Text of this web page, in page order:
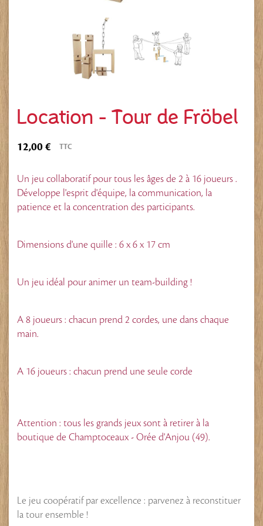
Location - Tour de Fröbel
12,00 € TTC
Un jeu collaboratif pour tous les âges de 2 à 16 joueurs .
Développe l'esprit d'équipe, la communication, la
patience et la concentration des participants.
Dimensions d'une quille : 6 x 6 x 17 cm
Un jeu idéal pour animer un team-building !
A 8 joueurs : chacun prend 2 cordes, une dans chaque
main.
A 16 joueurs : chacun prend une seule corde
Attention : tous les grands jeux sont à retirer à la
boutique de Champtoceaux - Orée d'Anjou (49).
Le jeu coopératif par excellence : parvenez à reconstituer
la tour ensemble !